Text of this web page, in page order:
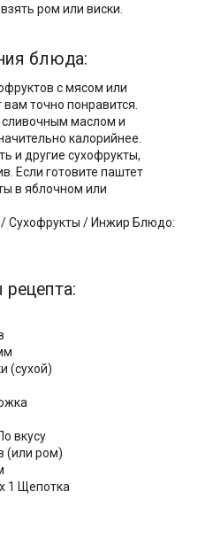
ром или виски.
блюда:
с мясом или
точно понравится.
маслом и
калорийнее.
и другие сухофрукты,
Если готовите паштет
в яблочном или
Сухофрукты / Инжир Блюдо:
(сухой)
вкусу
(или ром)
1 Щепотка